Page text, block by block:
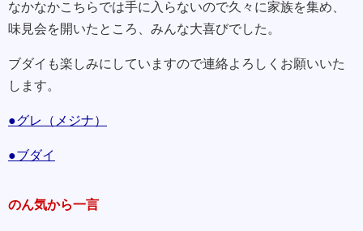
なかなかこちらでは手に入らないので久々に家族を集め、
味見会を開いたところ、みんな大喜びでした。
ブダイも楽しみにしていますので連絡よろしくお願いいた
します。
●グレ（メジナ）
●ブダイ
のん気から一言